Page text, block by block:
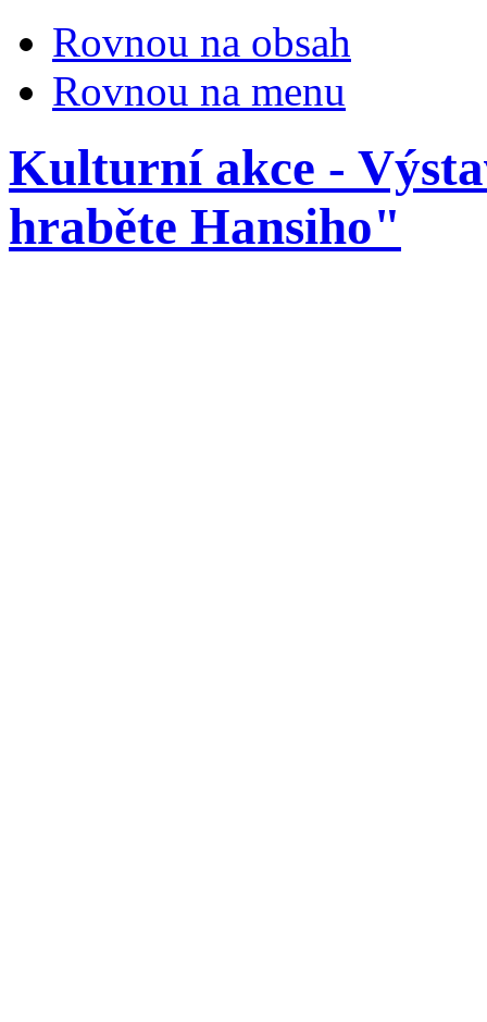
Rovnou na obsah
Rovnou na menu
Kulturní akce -
hraběte Hansiho"